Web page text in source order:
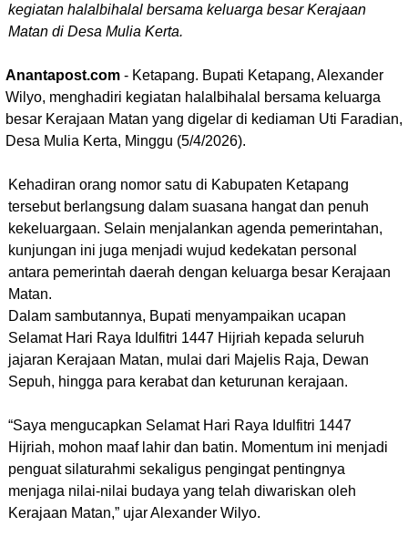
kegiatan halalbihalal bersama keluarga besar Kerajaan
Matan di Desa Mulia Kerta.
Anantapost.com - Ketapang. Bupati Ketapang, Alexander
Wilyo, menghadiri kegiatan halalbihalal bersama keluarga
besar Kerajaan Matan yang digelar di kediaman Uti Faradian,
Desa Mulia Kerta, Minggu (5/4/2026).
Kehadiran orang nomor satu di Kabupaten Ketapang
tersebut berlangsung dalam suasana hangat dan penuh
kekeluargaan. Selain menjalankan agenda pemerintahan,
kunjungan ini juga menjadi wujud kedekatan personal
antara pemerintah daerah dengan keluarga besar Kerajaan
Matan.
Dalam sambutannya, Bupati menyampaikan ucapan
Selamat Hari Raya Idulfitri 1447 Hijriah kepada seluruh
jajaran Kerajaan Matan, mulai dari Majelis Raja, Dewan
Sepuh, hingga para kerabat dan keturunan kerajaan.
“Saya mengucapkan Selamat Hari Raya Idulfitri 1447
Hijriah, mohon maaf lahir dan batin. Momentum ini menjadi
penguat silaturahmi sekaligus pengingat pentingnya
menjaga nilai-nilai budaya yang telah diwariskan oleh
Kerajaan Matan,” ujar Alexander Wilyo.